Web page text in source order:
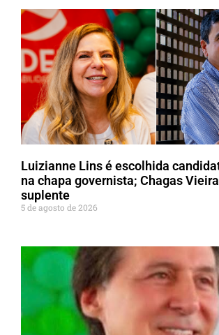
Luizianne Lins é escolhida
na chapa governista; Chagas
suplente
5 de agosto de 2026